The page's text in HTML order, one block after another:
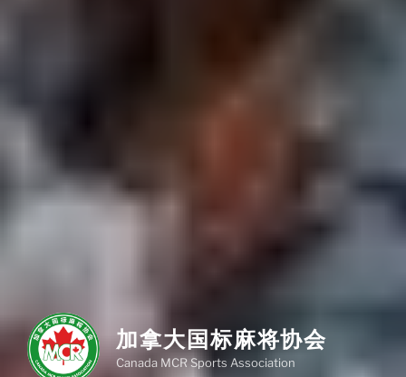
加拿大国标麻将协会
Canada MCR Sports Association